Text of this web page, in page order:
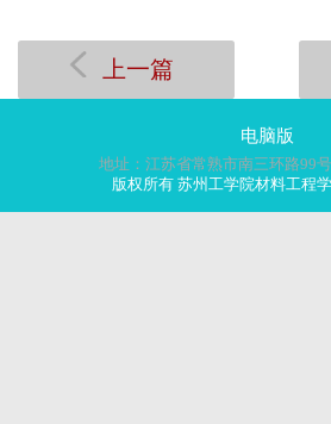
上一篇
电脑版
地址：江苏省常熟市南三环路99
版权所有 苏州工学院材料工程